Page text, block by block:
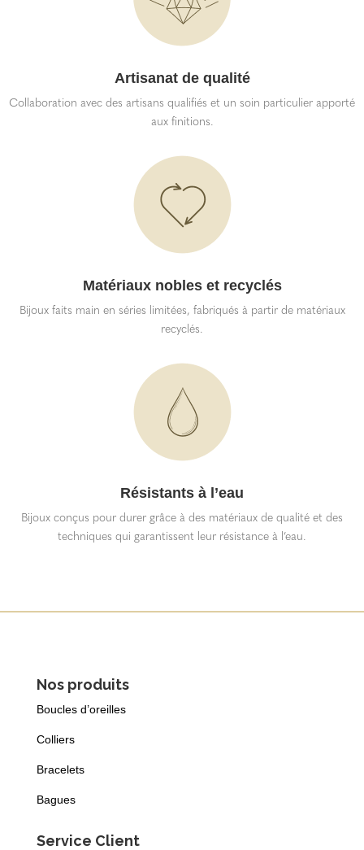
Artisanat de qualité
Collaboration avec des artisans qualifiés et un soin particulier apporté
aux finitions.
Matériaux nobles et recyclés
Bijoux faits main en séries limitées, fabriqués à partir de matériaux
recyclés.
Résistants à l’eau
Bijoux conçus pour durer grâce à des matériaux de qualité et des
techniques qui garantissent leur résistance à l’eau.
Nos produits
Boucles d’oreilles
Colliers
Bracelets
Bagues
Service Client